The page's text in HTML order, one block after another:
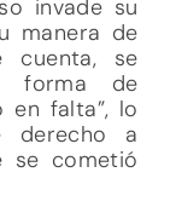
invade su
manera de
cuenta, se
forma de
en falta”, lo
derecho a
se cometió